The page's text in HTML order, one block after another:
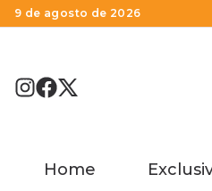
9 de agosto de 2026
Home